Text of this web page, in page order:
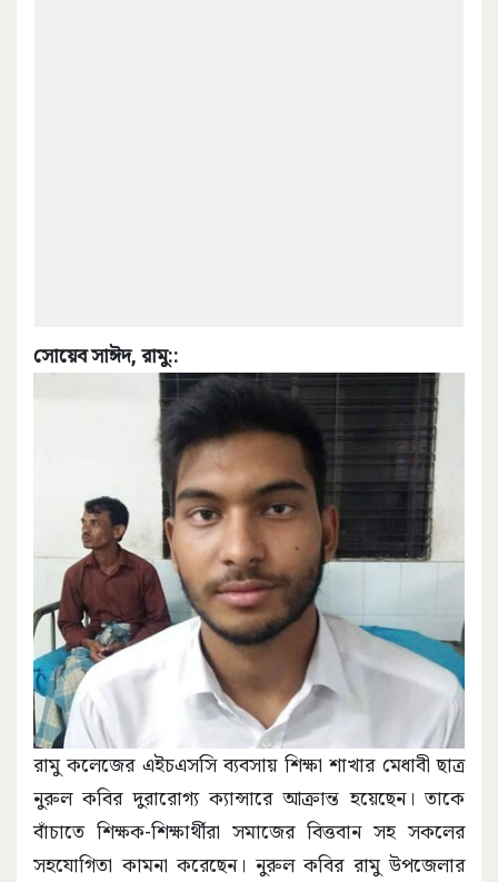
সোয়েব সাঈদ, রামু::
রামু কলেজের এইচএসসি ব্যবসায় শিক্ষা শাখার মেধাবী ছাত্র
নুরুল কবির দুরারোগ্য ক্যান্সারে আক্রান্ত হয়েছেন। তাকে
বাঁচাতে শিক্ষক-শিক্ষার্থীরা সমাজের বিত্তবান সহ সকলের
সহযোগিতা কামনা করেছেন। নুরুল কবির রামু উপজেলার